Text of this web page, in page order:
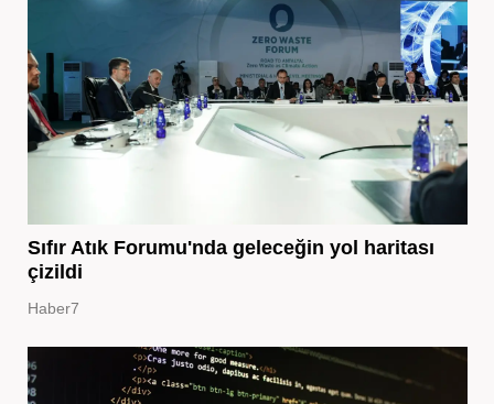
Sıfır Atık Forumu'nda geleceğin yol haritası
çizildi
Haber7